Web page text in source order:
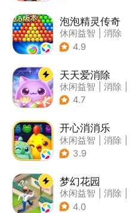
泡泡精灵传奇
休闲益智
消除
| 泡泡龙
4.9
天天爱消除
休闲益智 消除
| 单机
4.7
开心消消乐
休闲益智 消除
| 乐元素
3.9
梦幻花园
休闲益智 消除
| 创梦天地
4.0